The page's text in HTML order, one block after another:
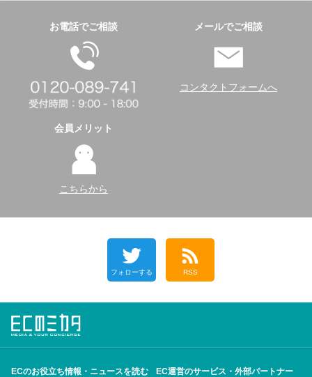
お電話でご相談 メールでご相談
コンタクトフォームへ
会員メリット
こちらから
フォローする RSS
ECのお役立ち情報・ニュースを読む
EC運営のサービス・外部パートナー